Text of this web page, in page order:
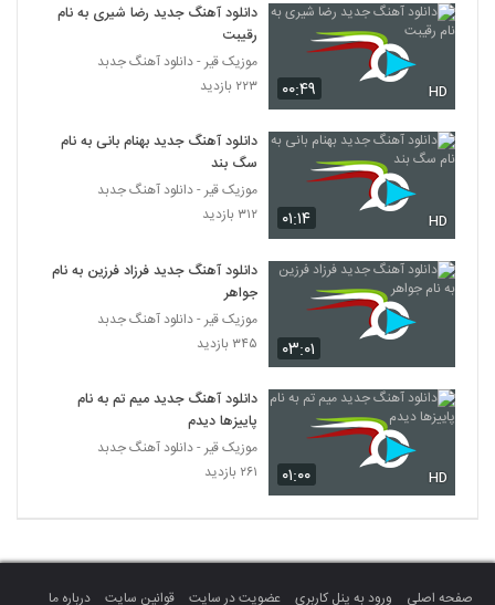
آهنگ حمید خان محمدی بنام دیوانگی
6526 سقوط (Mahdi Noorghorbani Wings
For Falling)
6527
دانلود آهنگ بهنام داوری حس خوب
۲۲۶ بازدید
علیرضا خنجری آهنگ سنگ دل
6529
دانلود آهنگ رضا بهرام مو به مو (رمیکس)
(Reza Bahram Moo Be Moo)
موزیک زیبای عشق تو از میلاد باکری
۲۱۳ بازدید
6531
دانلود آهنگ جدید و زیبای مرتضی بهاری با نام
۲۷۲ بازدید
۰۰:۴۹ HD
دانلود آهنگ جدید رضا شیری به نام
رقیبت
موزیک قیر - دانلود آهنگ جدبد
۲۲۳ بازدید
۰۱:۱۴ HD
دانلود آهنگ جدید بهنام بانی به نام
سگ بند
موزیک قیر - دانلود آهنگ جدبد
۳۱۲ بازدید
۰۳:۰۱
دانلود آهنگ جدید فرزاد فرزین به نام
جواهر
موزیک قیر - دانلود آهنگ جدبد
۳۴۵ بازدید
۰۱:۰۰ HD
دانلود آهنگ جدید میم تم به نام
پاییزها دیدم
موزیک قیر - دانلود آهنگ جدبد
۲۶۱ بازدید
صفحه اصلی ورود به پنل کاربری عضویت در سایت قوانین سایت درباره ما